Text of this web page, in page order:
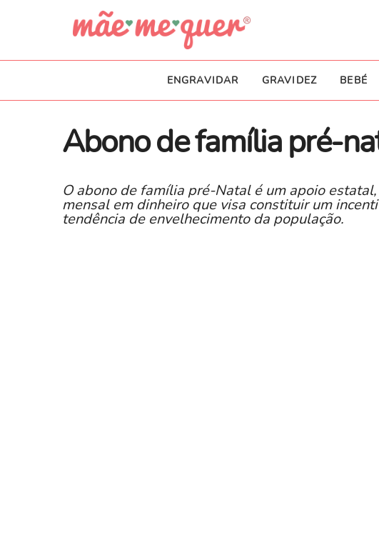
ENGRAVIDAR GRAVIDEZ BEBÉ
Abono de família pré-
O abono de família pré-Natal é um apoio
mensal em dinheiro que visa constituir um
tendência de envelhecimento da população.